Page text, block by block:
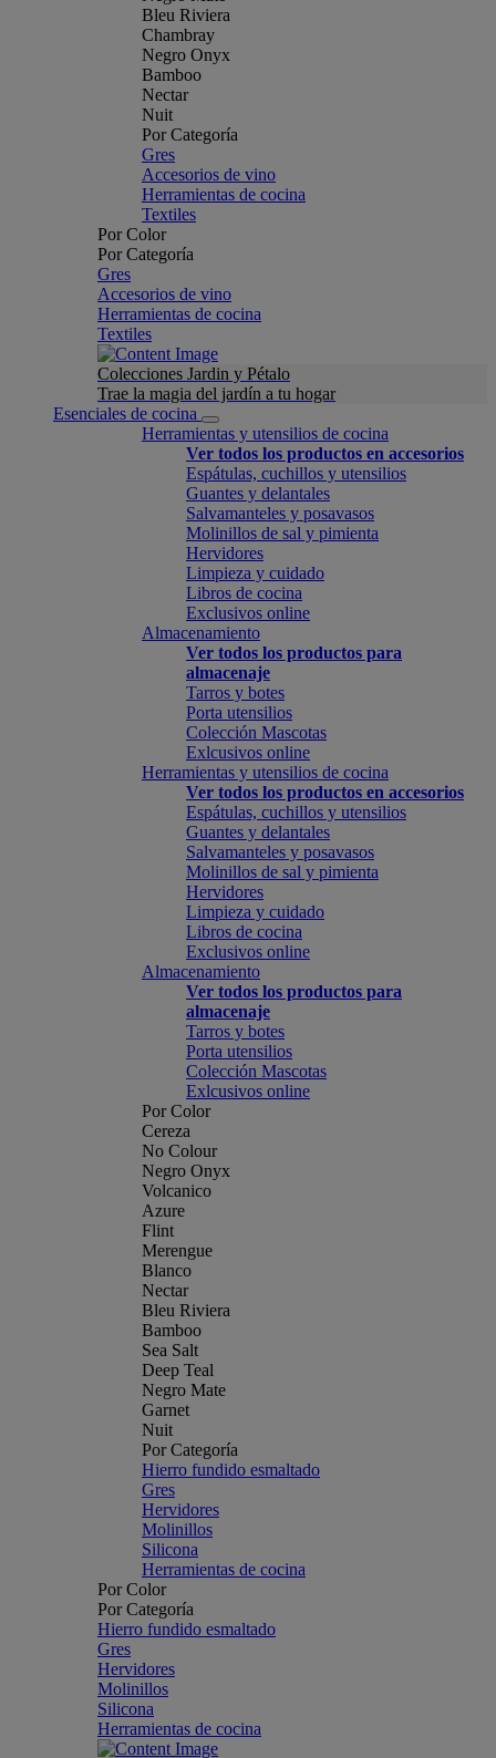
Bleu Riviera
Chambray
Negro Onyx
Bamboo
Nectar
Nuit
Por Categoría
Gres
Accesorios de vino
Herramientas de cocina
Textiles
Por Color
Por Categoría
Gres
Accesorios de vino
Herramientas de cocina
Textiles
Colecciones Jardin y Pétalo
Trae la magia del jardín a tu hogar
Esenciales de cocina
Herramientas y utensilios de cocina
Ver todos los productos en accesorios
Espátulas, cuchillos y utensilios
Guantes y delantales
Salvamanteles y posavasos
Molinillos de sal y pimienta
Hervidores
Limpieza y cuidado
Libros de cocina
Exclusivos online
Almacenamiento
Ver todos los productos para
almacenaje
Tarros y botes
Porta utensilios
Colección Mascotas
Exlcusivos online
Herramientas y utensilios de cocina
Ver todos los productos en accesorios
Espátulas, cuchillos y utensilios
Guantes y delantales
Salvamanteles y posavasos
Molinillos de sal y pimienta
Hervidores
Limpieza y cuidado
Libros de cocina
Exclusivos online
Almacenamiento
Ver todos los productos para
almacenaje
Tarros y botes
Porta utensilios
Colección Mascotas
Exlcusivos online
Por Color
Cereza
No Colour
Negro Onyx
Volcanico
Azure
Flint
Merengue
Blanco
Nectar
Bleu Riviera
Bamboo
Sea Salt
Deep Teal
Negro Mate
Garnet
Nuit
Por Categoría
Hierro fundido esmaltado
Gres
Hervidores
Molinillos
Silicona
Herramientas de cocina
Por Color
Por Categoría
Hierro fundido esmaltado
Gres
Hervidores
Molinillos
Silicona
Herramientas de cocina